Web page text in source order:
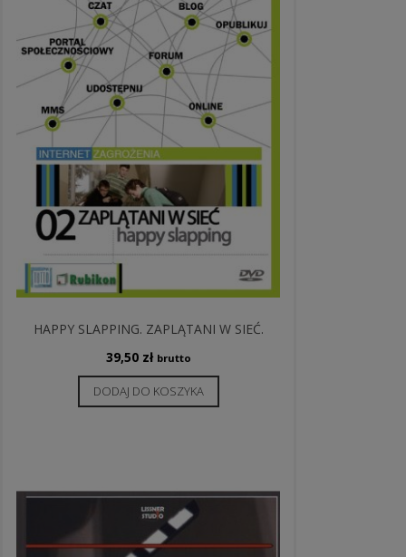
HAPPY SLAPPING. ZAPLĄTANI W SIEĆ.
39,50 zł brutto
DODAJ DO KOSZYKA